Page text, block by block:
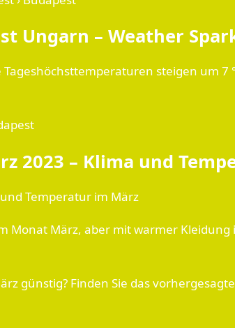
Ungarn – Weather
steigen um 7
2023 – Klima und
Temperatur im März
Monat März, aber mit warmer
günstig? Finden Sie das